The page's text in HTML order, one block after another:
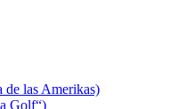
de las Amerikas)
Golf“)